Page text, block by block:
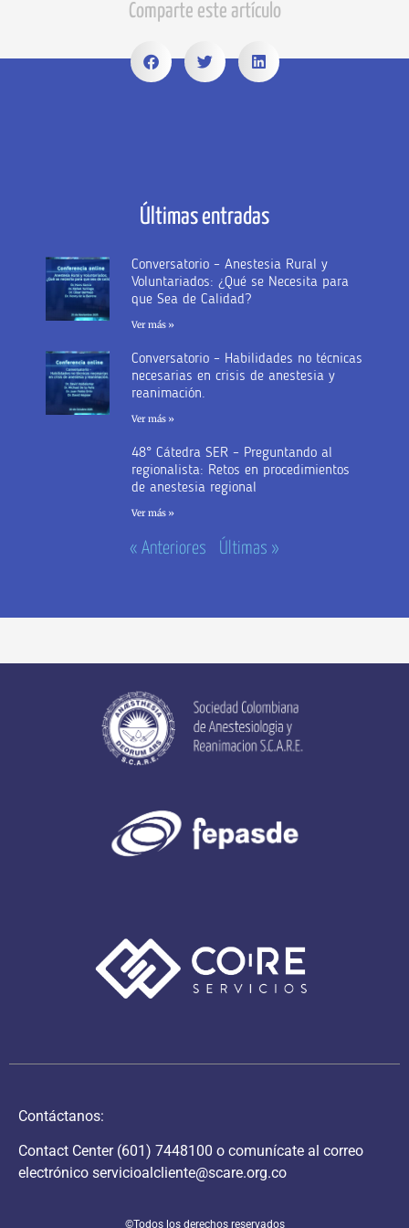
Comparte este artículo
Últimas entradas
Conversatorio – Anestesia Rural y
Voluntariados: ¿Qué se Necesita para
que Sea de Calidad?
Ver más »
Conversatorio – Habilidades no técnicas
necesarias en crisis de anestesia y
reanimación.
Ver más »
48° Cátedra SER – Preguntando al
regionalista: Retos en procedimientos
de anestesia regional
Ver más »
« Anteriores Últimas »
Contáctanos:
Contact Center (601) 7448100 o comunícate al correo
electrónico servicioalcliente@scare.org.co
©Todos los derechos reservados